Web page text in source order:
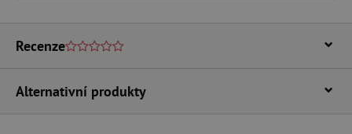
Recenze
Alternativní produkty
Nezbytně nutné cookies
Analytické cookies
Funkční soubory